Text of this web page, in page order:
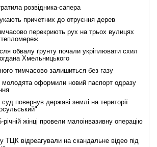
розвідника-сапера
причетних до отруєння дерев
перекриють рух на трьох вулицях
обвалу ґрунту почали укріплювати схил
Хмельницького
тимчасово залишиться без газу
молодята оформили новий паспорт одразу
повернув державі землі на території
жінці провели малоінвазивну операцію
ТЦК відреагували на скандальне відео під